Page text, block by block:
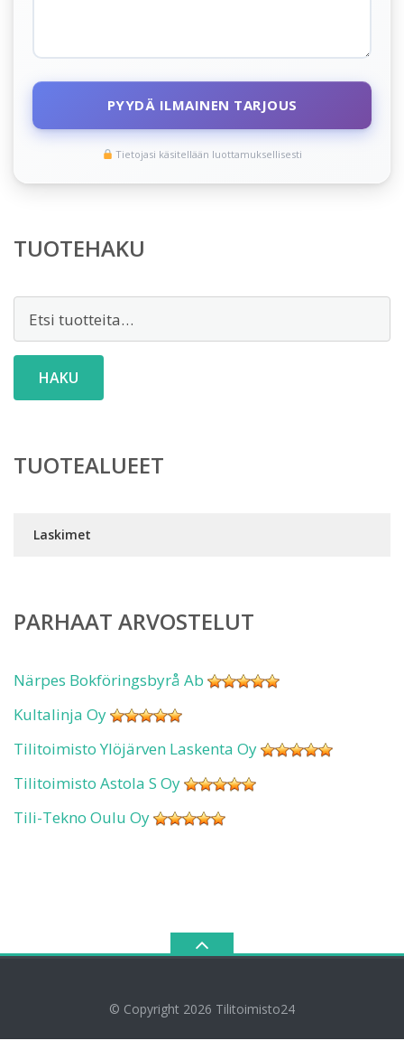
PYYDÄ ILMAINEN TARJOUS
Tietojasi käsitellään luottamuksellisesti
TUOTEHAKU
HAKU
TUOTEALUEET
Laskimet
PARHAAT ARVOSTELUT
Närpes Bokföringsbyrå Ab
Kultalinja Oy
Tilitoimisto Ylöjärven Laskenta Oy
Tilitoimisto Astola S Oy
Tili-Tekno Oulu Oy
© Copyright 2026 Tilitoimisto24